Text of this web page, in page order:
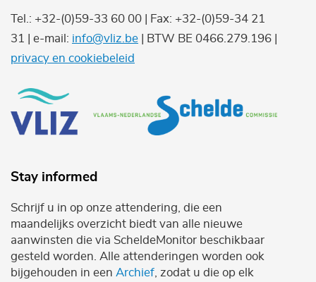
Tel.: +32-(0)59-33 60 00 | Fax: +32-(0)59-34 21
31 | e-mail: info@vliz.be | BTW BE 0466.279.196 |
privacy en cookiebeleid
Stay informed
Schrijf u in op onze attendering, die een
maandelijks overzicht biedt van alle nieuwe
aanwinsten die via ScheldeMonitor beschikbaar
gesteld worden. Alle attenderingen worden ook
bijgehouden in een Archief , zodat u die op elk